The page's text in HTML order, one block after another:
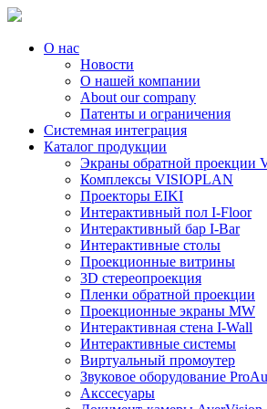
О нас
Новости
О нашей компании
About our company
Патенты и ограничения
Системная интеграция
Каталог продукции
Экраны обратной проекции
Комплексы VISIOPLAN
Проекторы EIKI
Интерактивный пол I-Floor
Интерактивный бар I-Bar
Интерактивные столы
Проекционные витрины
3D стереопроекция
Пленки обратной проекции
Проекционные экраны MW
Интерактивная стена I-Wall
Интерактивные системы
Виртуальный промоутер
Звуковое оборудование
Акссесуары